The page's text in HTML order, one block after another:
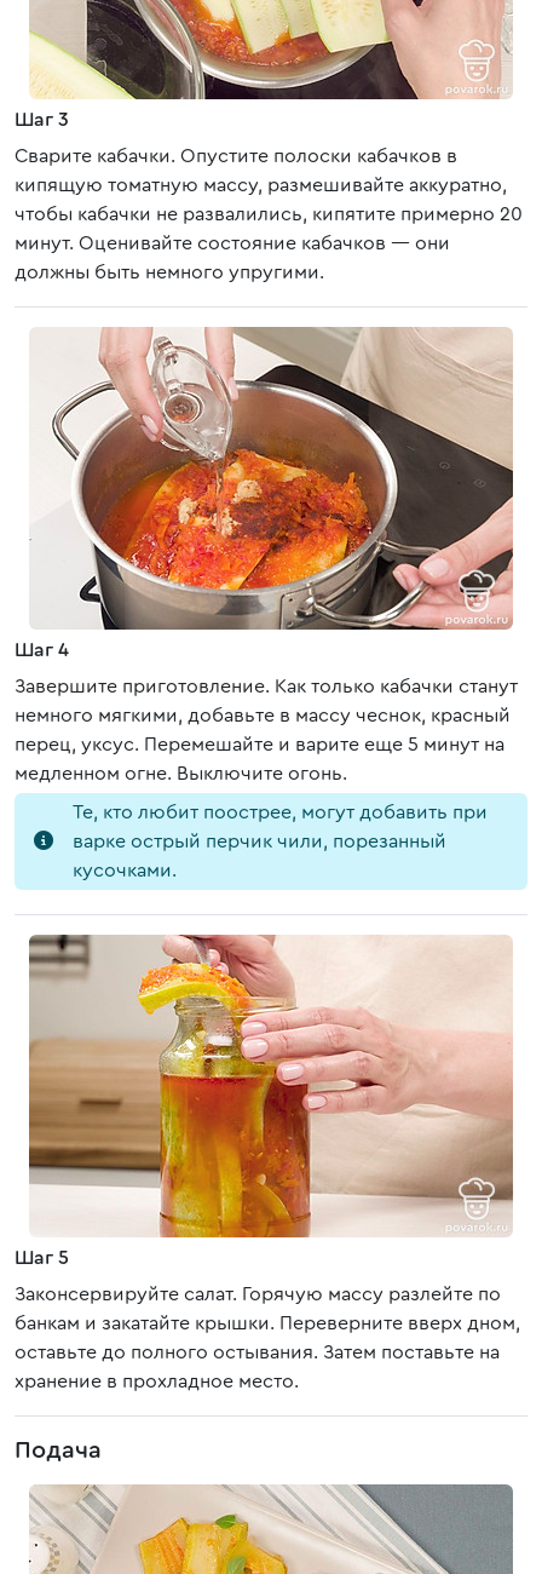
Шаг 3
Сварите кабачки. Опустите полоски кабачков в
кипящую томатную массу, размешивайте аккуратно,
чтобы кабачки не развалились, кипятите примерно 20
минут. Оценивайте состояние кабачков — они
должны быть немного упругими.
Шаг 4
Завершите приготовление. Как только кабачки станут
немного мягкими, добавьте в массу чеснок, красный
перец, уксус. Перемешайте и варите еще 5 минут на
медленном огне. Выключите огонь.
Те, кто любит поострее, могут добавить при
варке острый перчик чили, порезанный
кусочками.
Шаг 5
Законсервируйте салат. Горячую массу разлейте по
банкам и закатайте крышки. Переверните вверх дном,
оставьте до полного остывания. Затем поставьте на
хранение в прохладное место.
Подача